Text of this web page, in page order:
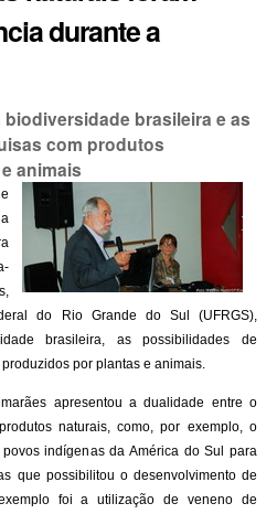
durante a
brasileira e as
com produtos
animais
do Rio Grande do Sul (UFRGS),
brasileira, as possibilidades de
por plantas e animais.
apresentou a dualidade entre o
naturais, como, por exemplo, o
indígenas da América do Sul para
que possibilitou o desenvolvimento de
foi a utilização de veneno de